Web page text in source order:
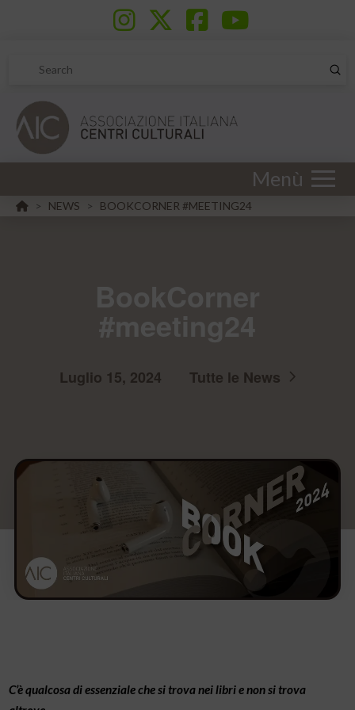
Search
Menù
HOME
> NEWS > BOOKCORNER #MEETING24
Luglio 15, 2024 Tutte le News
C’è qualcosa di essenziale che si trova nei libri e non si trova